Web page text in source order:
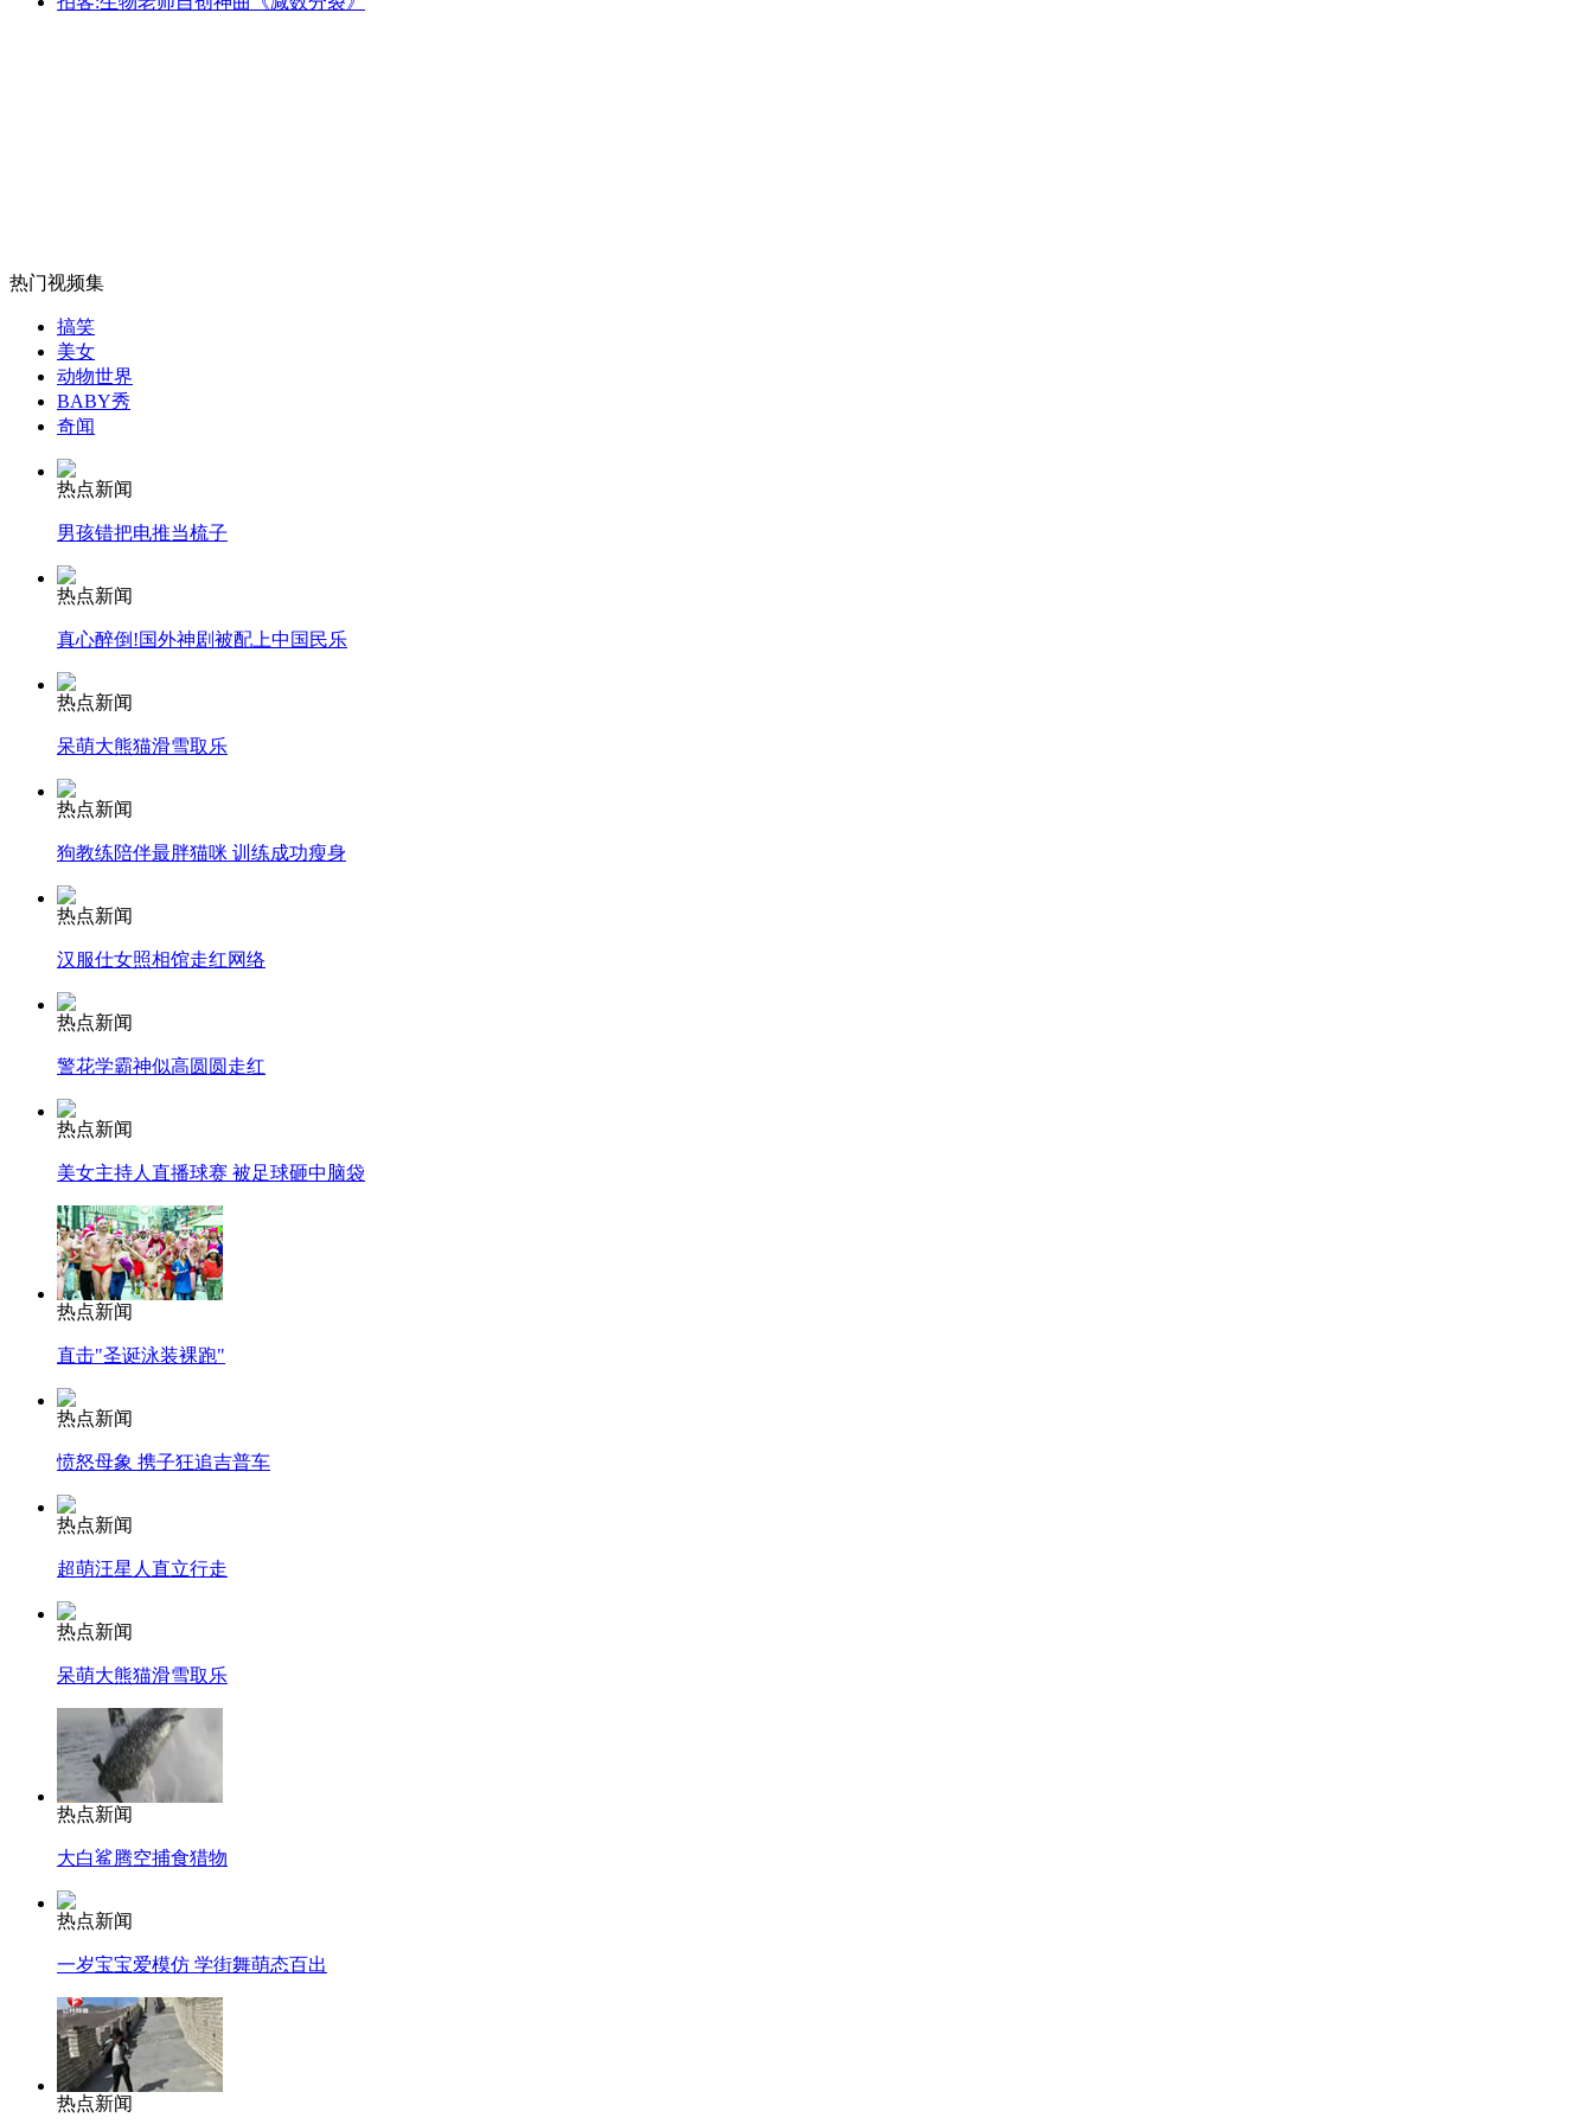
女孩北京地铁殴打老人 痛下狠手拳打脚踢
安徽一实载49人客车翻车
消防员救轻生者
司机酒驾遇交警 急速倒车逃窜
热门视频集
搞笑
美女
动物世界
BABY秀
奇闻
热点新闻
男孩错把电推当梳子
热点新闻
真心醉倒!国外神剧被配上中国民乐
热点新闻
呆萌大熊猫滑雪取乐
热点新闻
狗教练陪伴最胖猫咪 训练成功瘦身
热点新闻
汉服仕女照相馆走红网络
热点新闻
警花学霸神似高圆圆走红
热点新闻
美女主持人直播球赛 被足球砸中脑袋
热点新闻
直击"圣诞泳装裸跑"
热点新闻
愤怒母象 携子狂追吉普车
热点新闻
超萌汪星人直立行走
热点新闻
呆萌大熊猫滑雪取乐
热点新闻
大白鲨腾空捕食猎物
热点新闻
一岁宝宝爱模仿 学街舞萌态百出
热点新闻